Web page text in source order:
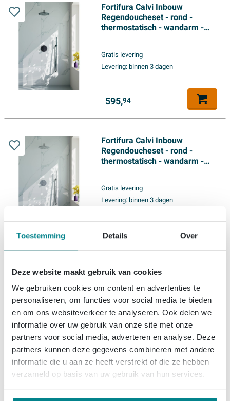
Toestemming Details Over
Deze website maakt gebruik van cookies
We gebruiken cookies om content en advertenties te
personaliseren, om functies voor social media te bieden
en om ons websiteverkeer te analyseren. Ook delen we
informatie over uw gebruik van onze site met onze
partners voor social media, adverteren en analyse. Deze
partners kunnen deze gegevens combineren met andere
informatie die u aan ze heeft verstrekt of die ze hebben
verzameld op basis van uw gebruik van hun services.
Fortifura Calvi Inbouw
Regendoucheset - rond -
thermostatisch - wandarm -
Gratis levering
Levering:binnen 3 dagen
595,94
Fortifura Calvi Inbouw
Regendoucheset - rond -
thermostatisch - wandarm -
PVD (RVS)
Gratis levering
Levering:binnen 3 dagen
649,99
Fortifura Calvi Inbouw
Regendoucheset -
thermostatisch - plafondarm -
25cm hoofddouche - staaf
handdouche - metalen
doucheslang - mat zwart
Gratis levering
Levering:binnen 3 dagen
567,94